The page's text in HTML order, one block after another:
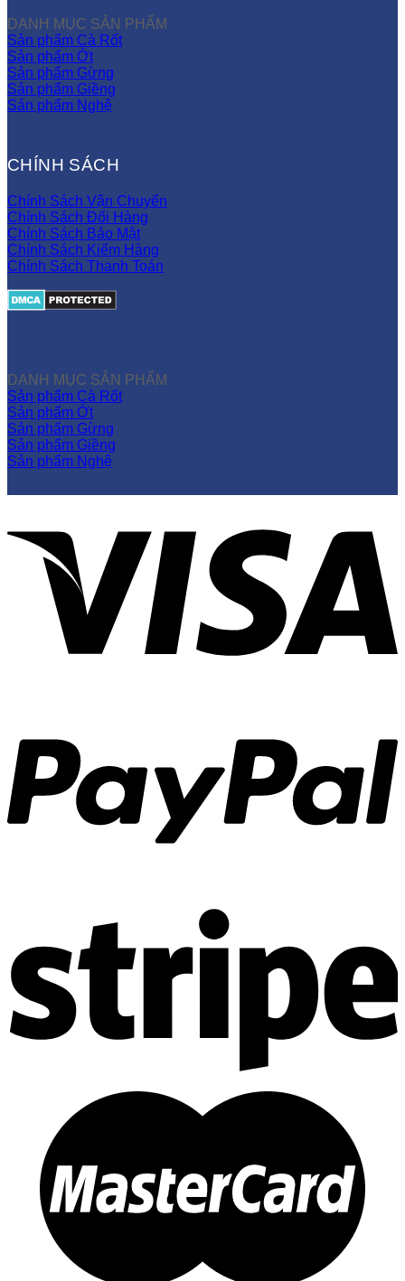
DANH MỤC SẢN PHẨM
Sản phẩm Cà Rốt
Sản phẩm Ớt
Sản phẩm Gừng
Sản phẩm Giềng
Sản phẩm Nghệ
CHÍNH SÁCH
Chính Sách Vận Chuyển
Chính Sách Đổi Hàng
Chính Sách Bảo Mật
Chính Sách Kiểm Hàng
Chính Sách Thanh Toán
DANH MỤC SẢN PHẨM
Sản phẩm Cà Rốt
Sản phẩm Ớt
Sản phẩm Gừng
Sản phẩm Giềng
Sản phẩm Nghệ